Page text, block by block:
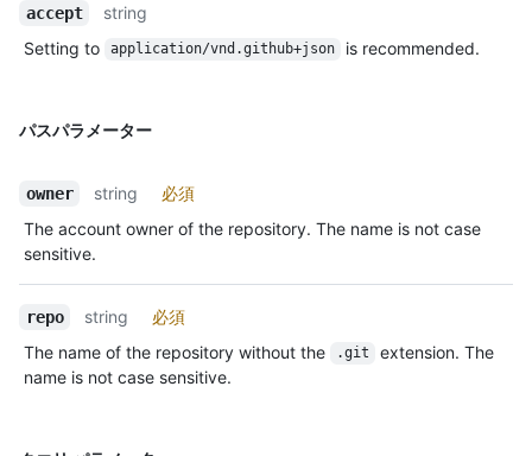
accept
string
Setting to
application/vnd.github+json is recommended.
パスパラメーター
owner string
必須
The account owner of the repository. The name is not case
sensitive.
repo string
必須
The name of the repository without the
.git
extension. The
name is not case sensitive.